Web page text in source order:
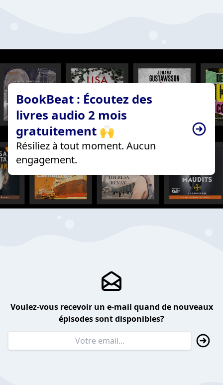
BookBeat : Écoutez des
livres audio 2 mois
gratuitement 🙌
Résiliez à tout moment. Aucun
engagement.
Voulez-vous recevoir un e-mail quand de nouveaux
épisodes sont disponibles?